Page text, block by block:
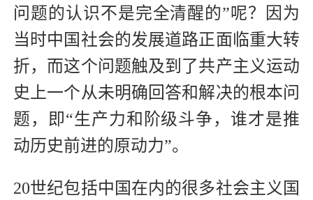
问题的认识不是完全清醒的”呢？因为
当时中国社会的发展道路正面临重大转
折，而这个问题触及到了共产主义运动
史上一个从未明确回答和解决的根本问
题，即“生产力和阶级斗争，谁才是推
动历史前进的原动力”。
20世纪包括中国在内的很多社会主义国